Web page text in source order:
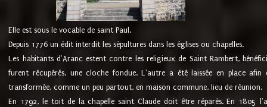
Elle est sous le vocable de saint Paul.
Depuis 1776 un édit interdit les sépultures dans les églises ou chapelles.
Les habitants d'Aranc estent contre les religieux de Saint Rambert,
furent récupérés, une cloche fondue. L'autre a été laissée en place
transformée, comme un peu partout, en maison commune, lieu de réunion.
En 1792, le toit de la chapelle saint Claude doit être réparés. En 1805